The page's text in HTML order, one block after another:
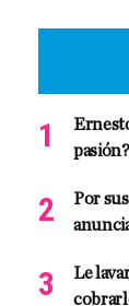
pasión?
Por
Le